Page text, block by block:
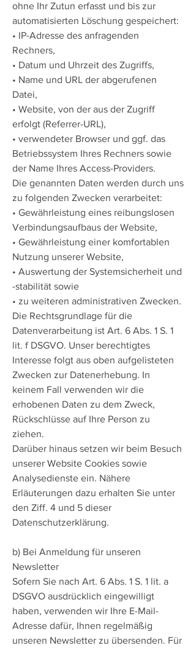
ohne Ihr Zutun erfasst und bis zur
automatisierten Löschung gespeichert:
• IP-Adresse des anfragenden
Rechners,
• Datum und Uhrzeit des Zugriffs,
• Name und URL der abgerufenen
Datei,
• Website, von der aus der Zugriff
erfolgt (Referrer-URL),
• verwendeter Browser und ggf. das
Betriebssystem Ihres Rechners sowie
der Name Ihres Access-Providers.
Die genannten Daten werden durch uns
zu folgenden Zwecken verarbeitet:
• Gewährleistung eines reibungslosen
Verbindungsaufbaus der Website,
• Gewährleistung einer komfortablen
Nutzung unserer Website,
• Auswertung der Systemsicherheit und
-stabilität sowie
• zu weiteren administrativen Zwecken.
Die Rechtsgrundlage für die
Datenverarbeitung ist Art. 6 Abs. 1 S. 1
lit. f DSGVO. Unser berechtigtes
Interesse folgt aus oben aufgelisteten
Zwecken zur Datenerhebung. In
keinem Fall verwenden wir die
erhobenen Daten zu dem Zweck,
Rückschlüsse auf Ihre Person zu
ziehen.
Darüber hinaus setzen wir beim Besuch
unserer Website Cookies sowie
Analysedienste ein. Nähere
Erläuterungen dazu erhalten Sie unter
den Ziff. 4 und 5 dieser
Datenschutzerklärung.
b) Bei Anmeldung für unseren
Newsletter
Sofern Sie nach Art. 6 Abs. 1 S. 1 lit. a
DSGVO ausdrücklich eingewilligt
haben, verwenden wir Ihre E-Mail-
Adresse dafür, Ihnen regelmäßig
unseren Newsletter zu übersenden. Für